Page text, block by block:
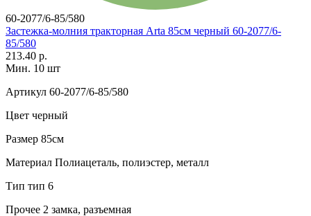
60-2077/6-85/580
Застежка-молния тракторная Arta 85см черный 60-2077/6-
85/580
213.40 р.
Мин. 10 шт
Артикул 60-2077/6-85/580
Цвет черный
Размер 85см
Материал Полиацеталь, полиэстер, металл
Тип тип 6
Прочее 2 замка, разъемная